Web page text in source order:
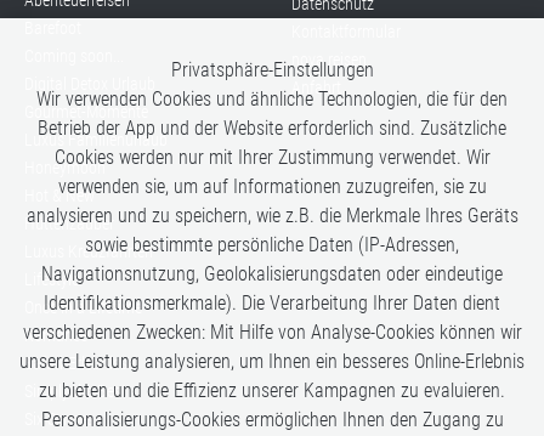
Gourmet-Momente
Luxus Familienurlaub
Honeymoon
Hot & New
Hüttenzauber
Luxus Kreuzfahrten
Lifestyle
Once in a Lifetime
Romance
Safari-Erlebnisse
Simply the Best
Six Senses
nova reisen
Anfahrt
Privatsphäre-Einstellungen
Wir verwenden Cookies und ähnliche Technologien, die für den
Betrieb der App und der Website erforderlich sind. Zusätzliche
Cookies werden nur mit Ihrer Zustimmung verwendet. Wir
verwenden sie, um auf Informationen zuzugreifen, sie zu
analysieren und zu speichern, wie z.B. die Merkmale Ihres Geräts
sowie bestimmte persönliche Daten (IP-Adressen,
Navigationsnutzung, Geolokalisierungsdaten oder eindeutige
Identifikationsmerkmale). Die Verarbeitung Ihrer Daten dient
verschiedenen Zwecken: Mit Hilfe von Analyse-Cookies können wir
unsere Leistung analysieren, um Ihnen ein besseres Online-Erlebnis
zu bieten und die Effizienz unserer Kampagnen zu evaluieren.
Personalisierungs-Cookies ermöglichen Ihnen den Zugang zu